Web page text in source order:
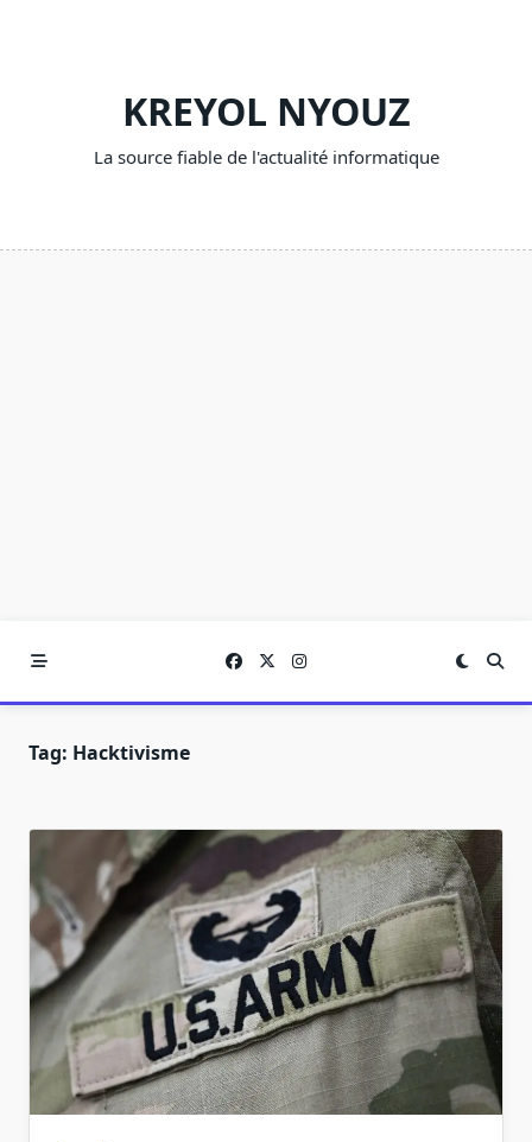
KREYOL NYOUZ
La source fiable de l'actualité informatique
Tag: Hacktivisme